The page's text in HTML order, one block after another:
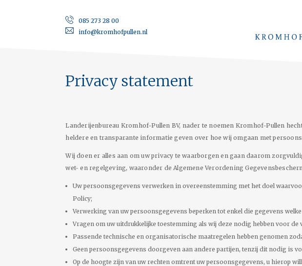
085 273 28 00
info@kromhofpullen.nl
Privacy statement
Landerijenbureau Kromhof-Pullen BV, nader te noemen Kromhof-Pullen
heldere en transparante informatie geven over hoe wij omgaan met
Wij doen er alles aan om uw privacy te waarborgen en gaan daarom
wet- en regelgeving, waaronder de Algemene Verordening
Uw persoonsgegevens verwerken in overeenstemming met het doel
Policy;
Verwerking van uw persoonsgegevens beperken tot enkel die gegevens
Vragen om uw uitdrukkelijke toestemming als wij deze nodig hebben voor
Passende technische en organisatorische maatregelen hebben genomen
Geen persoonsgegevens doorgeven aan andere partijen, tenzij dit nodig is
Op de hoogte zijn van uw rechten omtrent uw persoonsgegevens, u hierop